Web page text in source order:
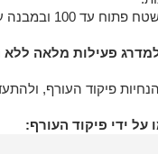
עד 400 אנשים.
פיקוד העורף,
על ידי פיקוד העורף: